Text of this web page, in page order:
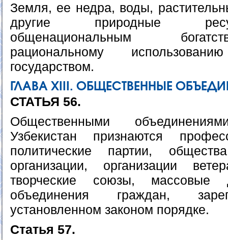
Земля, ее недра, воды,
другие природные
общенациональным
рациональному
государством.
ГЛАВА ХIII. ОБЩЕСТВЕННЫЕ
СТАТЬЯ 56.
Общественными
Узбекистан признаются
политические партии,
организации, организации
творческие союзы,
объединения граждан,
установленном законом порядке.
Статья 57.